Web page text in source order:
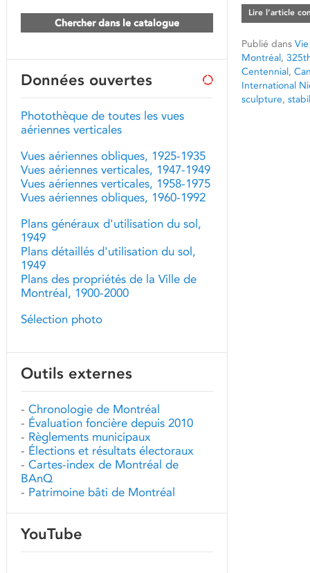
Lire l’article
Publié dans
Montréal,
Centennial,
International
sculpture,
Chercher dans le catalogue
Données ouvertes
Photothèque de toutes les vues
aériennes verticales
Vues aériennes obliques, 1925-1935
Vues aériennes verticales, 1947-1949
Vues aériennes verticales, 1958-1975
Vues aériennes obliques, 1960-1992
Plans généraux d'utilisation du sol,
1949
Plans détaillés d'utilisation du sol,
1949
Plans des propriétés de la Ville de
Montréal, 1900-2000
Sélection photo
Outils externes
- Chronologie de Montréal
- Évaluation foncière depuis 2010
- Règlements municipaux
- Élections et résultats électoraux
- Cartes-index de Montréal de
BAnQ
- Patrimoine bâti de Montréal
YouTube